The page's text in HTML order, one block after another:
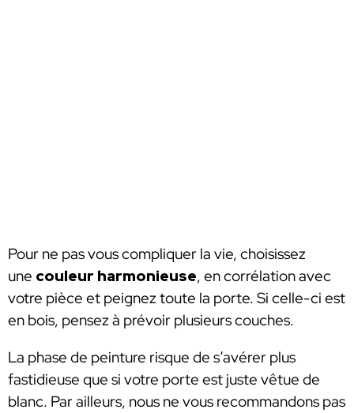
Pour ne pas vous compliquer la vie, choisissez
une couleur harmonieuse, en corrélation avec
votre pièce et peignez toute la porte. Si celle-ci est
en bois, pensez à prévoir plusieurs couches.
La phase de peinture risque de s’avérer plus
fastidieuse que si votre porte est juste vêtue de
blanc. Par ailleurs, nous ne vous recommandons pas